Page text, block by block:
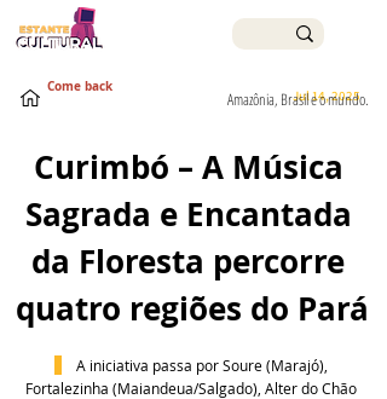
Jul 14, 2025
Amazônia, Brasil e o mundo.
Come back
Curimbó – A Música
Sagrada e Encantada
da Floresta percorre
quatro regiões do Pará
A iniciativa passa por Soure (Marajó),
Fortalezinha (Maiandeua/Salgado), Alter do Chão